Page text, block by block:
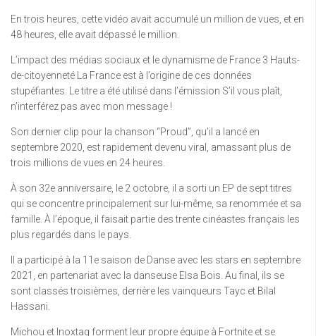
En trois heures, cette vidéo avait accumulé un million de vues, et en
48 heures, elle avait dépassé le million.
L’impact des médias sociaux et le dynamisme de France 3 Hauts-
de-citoyenneté La France est à l’origine de ces données
stupéfiantes. Le titre a été utilisé dans l’émission S’il vous plaît,
n’interférez pas avec mon message !
Son dernier clip pour la chanson “Proud”, qu’il a lancé en
septembre 2020, est rapidement devenu viral, amassant plus de
trois millions de vues en 24 heures.
À son 32e anniversaire, le 2 octobre, il a sorti un EP de sept titres
qui se concentre principalement sur lui-même, sa renommée et sa
famille. À l’époque, il faisait partie des trente cinéastes français les
plus regardés dans le pays.
Il a participé à la 11e saison de Danse avec les stars en septembre
2021, en partenariat avec la danseuse Elsa Bois. Au final, ils se
sont classés troisièmes, derrière les vainqueurs Tayc et Bilal
Hassani.
Michou et Inoxtag forment leur propre équipe à Fortnite et se